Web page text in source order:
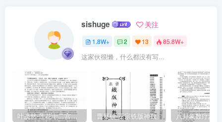
应麟兼持两端，亦失断制。然如《驺虞》，毛《传》云“仁兽”，贾谊
《新书》则曰“驺者，天子之囿”。“俟我于著”，毛《传》云“门屏之间曰
著”，《汉志》则以为济南著县。“滮池北流”，毛《传》云“滮，流貌”，
《水经注》则有滮池水，《十道志》亦名圣女泉。兼采异闻，亦资考
证。他如《二子乘舟》，引《左传》“盗待于莘”之说：秦穆“三良”，引
《括地志》“冢在雍县”之文：皆《经》无明文，而因事以存其人。亦徵
引该洽，固说《诗》者所宜考也。序《诗》可以观广谷大川异制，民
sishuge 关注
1.8W+ 2 13 85.8W+
这家伙很懒，什么都没有写...
叶茂然-莲花十二宫佛家奇门面授及答疑 曹展硕-正宗铁版神数